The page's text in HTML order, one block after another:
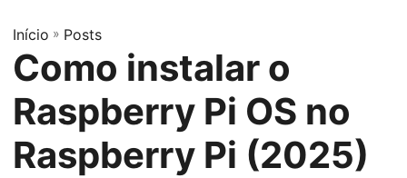
Início » Posts
Como instalar o
Raspberry Pi OS no
Raspberry Pi (2025)